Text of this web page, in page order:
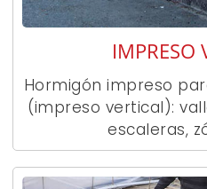
IMPRESO
Hormigón impreso
(impreso vertical):
escaleras,